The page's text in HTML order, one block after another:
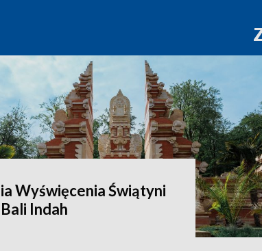
Wyświęcenia Świątyni
Indah